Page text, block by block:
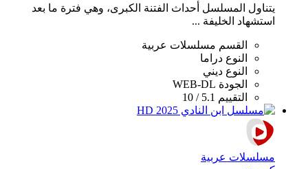
يتناول المسلسل أحداث الفتنة الكبرى، وهي فترة ما بعد
استشهاد الخليفة ...
القسم مسلسلات عربية
النوع دراما
النوع ديني
الجودة WEB-DL
التقييم 5.1 / 10
مسلسلات عربية